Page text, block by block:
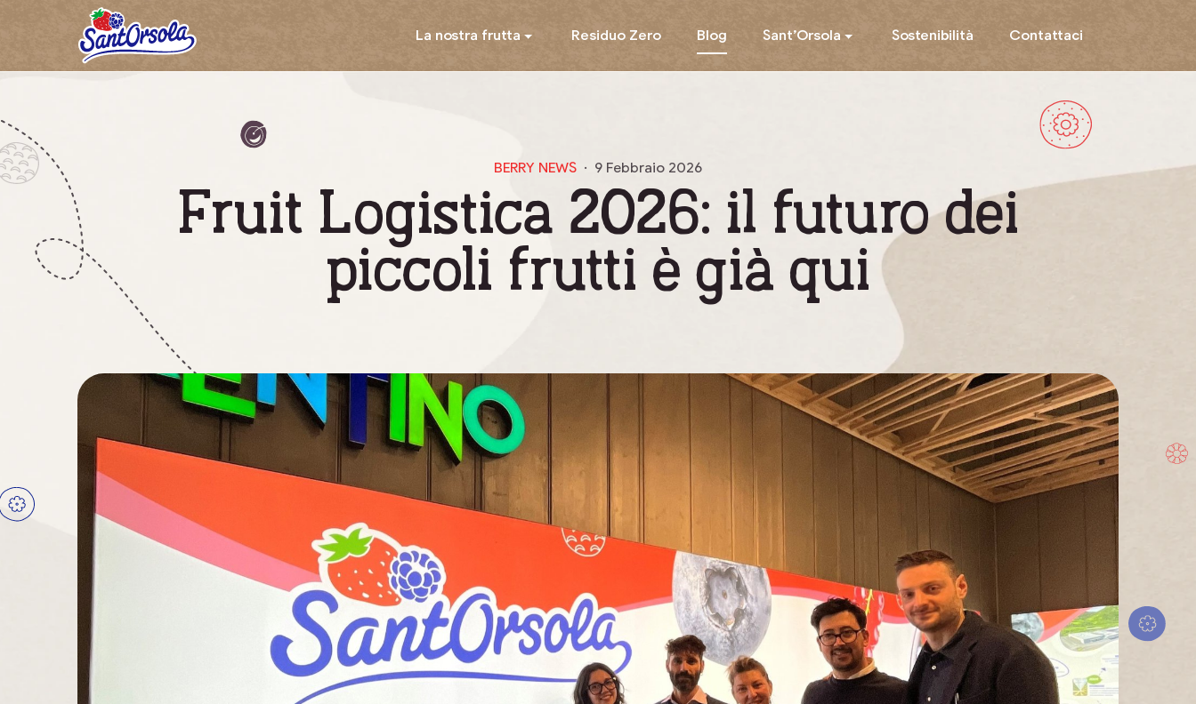
La nostra frutta Residuo Zero Blog Sant’Orsola Sostenibilità Contattaci
BERRY NEWS 9 Febbraio 2026
Fruit Logistica 2026: il futuro dei
piccoli frutti è già qui